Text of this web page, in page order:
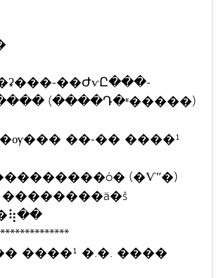
��ԺѵԸ���-
(����Դ�ʶ�����)
��-�� ����¹
(�Ѵʺ�)
��������ä�š
����¹ �.�. ����